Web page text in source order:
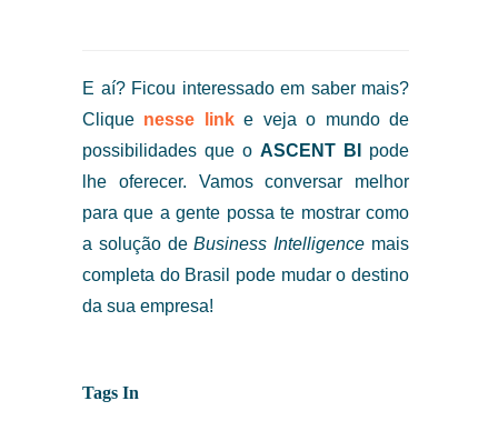
E aí? Ficou interessado em saber mais?
Clique nesse linke veja o mundo de
possibilidades que o ASCENT BI
pode
lhe oferecer. Vamos conversar melhor
para que a gente possa te mostrar como
a solução deBusiness Intelligence mais
completa do Brasil pode mudar o destino
da sua empresa!
Tags In